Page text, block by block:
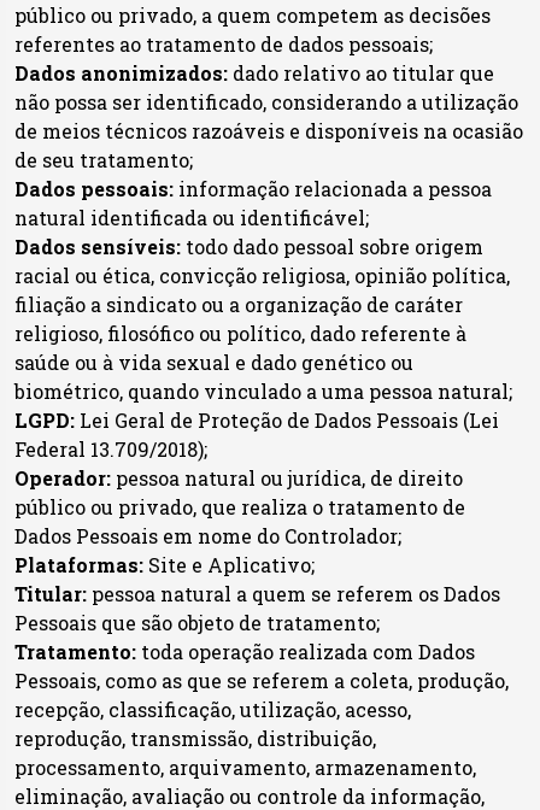
público ou privado, a quem competem as decisões
referentes ao tratamento de dados pessoais;
Dados anonimizados: dado relativo ao titular que
não possa ser identificado, considerando a utilização
de meios técnicos razoáveis e disponíveis na ocasião
de seu tratamento;
Dados pessoais: informação relacionada a pessoa
natural identificada ou identificável;
Dados sensíveis: todo dado pessoal sobre origem
racial ou ética, convicção religiosa, opinião política,
filiação a sindicato ou a organização de caráter
religioso, filosófico ou político, dado referente à
saúde ou à vida sexual e dado genético ou
biométrico, quando vinculado a uma pessoa natural;
LGPD: Lei Geral de Proteção de Dados Pessoais (Lei
Federal 13.709/2018);
Operador: pessoa natural ou jurídica, de direito
público ou privado, que realiza o tratamento de
Dados Pessoais em nome do Controlador;
Plataformas: Site e Aplicativo;
Titular: pessoa natural a quem se referem os Dados
Pessoais que são objeto de tratamento;
Tratamento: toda operação realizada com Dados
Pessoais, como as que se referem a coleta, produção,
recepção, classificação, utilização, acesso,
reprodução, transmissão, distribuição,
processamento, arquivamento, armazenamento,
eliminação, avaliação ou controle da informação,